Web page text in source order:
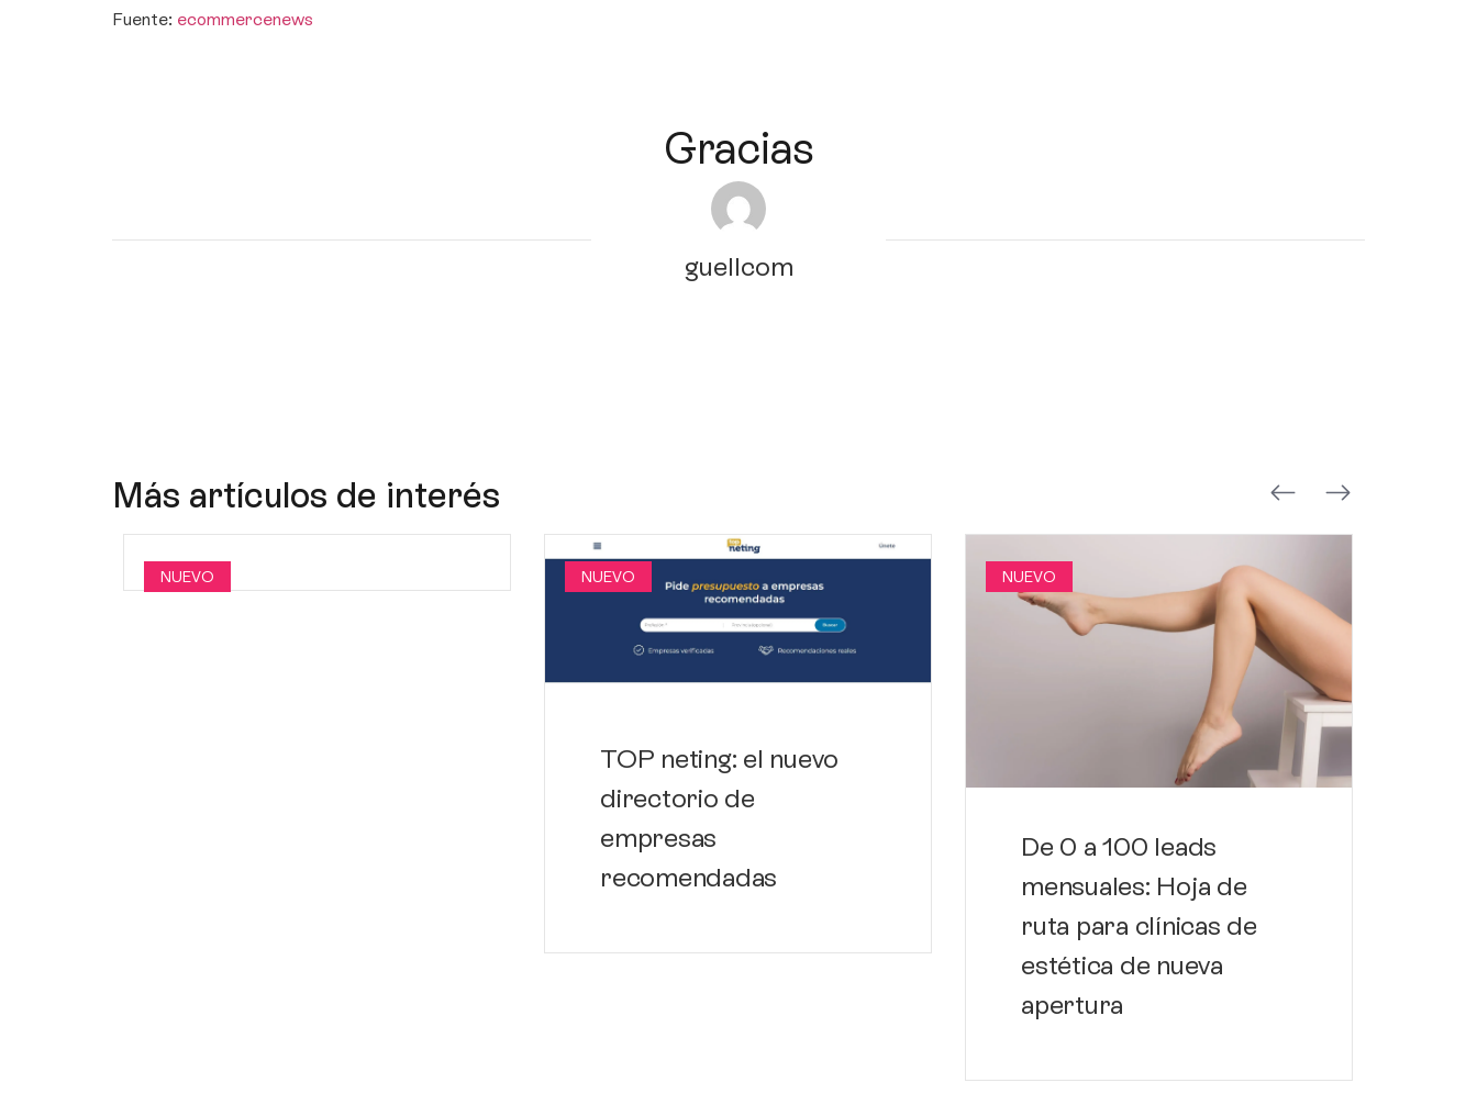
Fuente: ecommercenews
Gracias
guellcom
Más artículos de interés
NUEVO NUEVO
TOP neting: el nuevo
directorio de
empresas
recomendadas
NUEVO
De 0 a 100 leads
mensuales: Hoja de
ruta para clínicas de
estética de nueva
apertura